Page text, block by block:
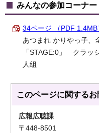
みんなの参加コーナー
34ページ （PDF 1.4MB
あつまれ かりやっ子、
「STAGE:0」 クラッ
人組
このページに関する
広報広聴課
〒448-8501